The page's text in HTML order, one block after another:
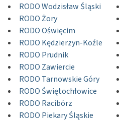
RODO Wodzisław Śląski
RODO Żory
RODO Oświęcim
RODO Kędzierzyn-Koźle
RODO Prudnik
RODO Zawiercie
RODO Tarnowskie Góry
RODO Świętochłowice
RODO Racibórz
RODO Piekary Śląskie